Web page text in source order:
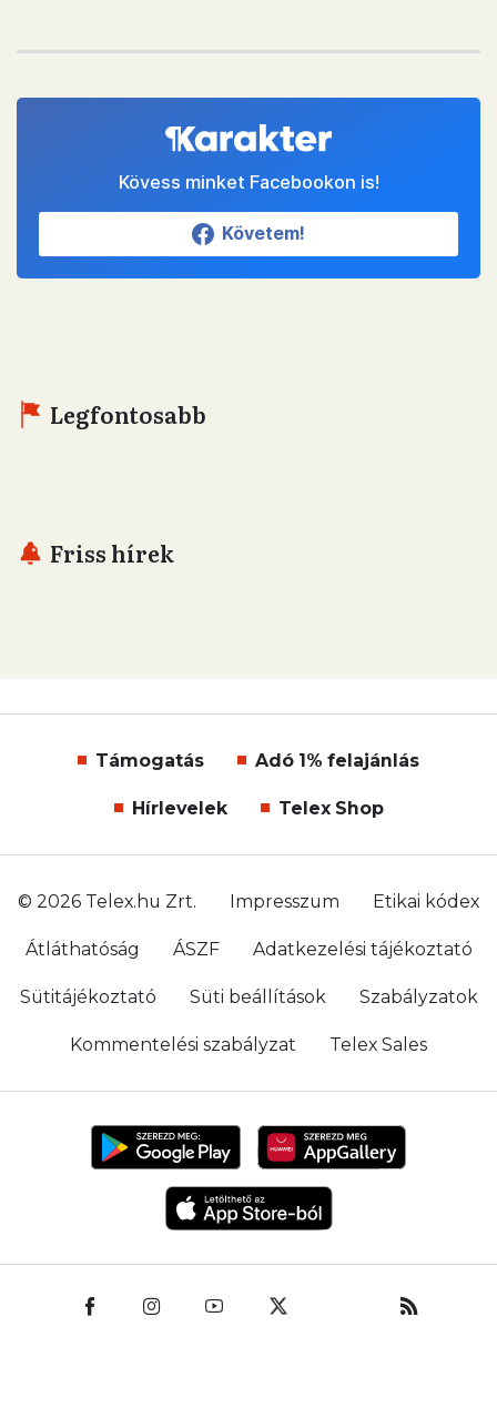
Kövess minket Facebookon is!
Követem!
Legfontosabb
Friss hírek
Támogatás Adó 1% felajánlás
Hírlevelek Telex Shop
© 2026 Telex.hu Zrt. Impresszum Etikai kódex
Átláthatóság ÁSZF Adatkezelési tájékoztató
Sütitájékoztató Süti beállítások Szabályzatok
Kommentelési szabályzat Telex Sales